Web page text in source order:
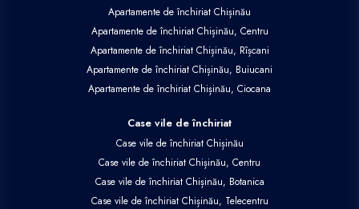
Apartamente de închiriat Chișinău
Apartamente de închiriat Chișinău, Centru
Apartamente de închiriat Chișinău, Rîșcani
Apartamente de închiriat Chișinău, Buiucani
Apartamente de închiriat Chișinău, Ciocana
Case vile de închiriat
Case vile de închiriat Chișinău
Case vile de închiriat Chișinău, Centru
Case vile de închiriat Chișinău, Botanica
Case vile de închiriat Chișinău, Telecentru